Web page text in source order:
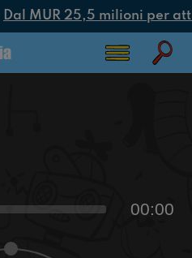
Dal MUR 25,5 milioni per
00:00